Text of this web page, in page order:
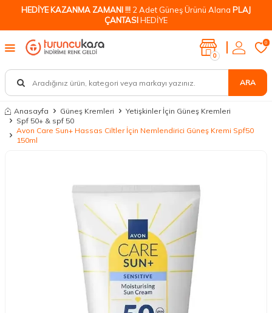
HEDİYE KAZANMA ZAMANI !!! 2 Adet Güneş Ürünü Alana PLAJ
ÇANTASIHEDİYE
ARA
0
0
Anasayfa Güneş Kremleri
Yetişkinler İçin Güneş Kremleri
Spf 50+ & spf 50
Avon Care Sun+ Hassas Ciltler İçin Nemlendirici Güneş Kremi Spf50
150ml